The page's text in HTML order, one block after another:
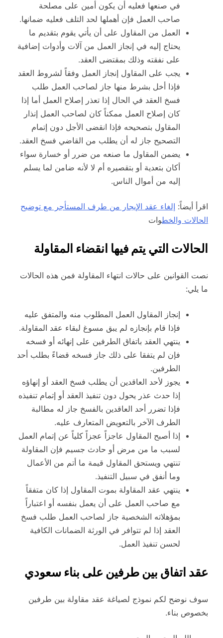
في صنعها فعليه أن يكون أمين على مصلحة
صاحب العمل فإن أهملها لحد التلف فعليه ضمانها.
العمل من المقاول على أن يأتي يقوم بتقديم ما
يحتاج إليه في إنجاز العمل من آلات وأدوات إضافية
على نفقته وذلك بمقتضى العقد.
يجب على المقاول إنجاز العمل وفقاً لشروط العقد
فإذا أخل بشرط منها جاز لصاحب العمل طلب
فسخ العقد في الحال إذا تعذر إصلاح العمل أما إذا
كان إصلاح العمل ممكناً كان لصاحب العمل إنذار
المقاول بتصحيحه فإذا انقضى الأجل دون إتمام
التصحيح جاز له أن يطلب من القاضي فسخ العقد.
يضمن المقاول ما صنعه من ضرر أو خسارة سواء
أكان بتعدية أو بتقصيره أم لا لأنه ضامن لما يسلم
إليه من أموال الناس.
اقرأ أيضاً: إلغاء عقد الإيجار من طرف المستأجر مع توضيح
الحالات والخطوات
الحالات التي يتم فيها انقضاء المقاولة
نصت القوانين على حالات انتهاء المقاولة فمن هذه الحالات
ما يلي:
إنجاز المقاول العمل المطلوب منه والمتفق عليه
فإذا قام بإنجازه لم يبق مسوغ لبقاء عقد المقاولة.
ينتهي العقد باتفاق الطرفين على إنهائه أو فسخه
فإن لم يتفقا على ذلك جاز فسخه قضاءً بطلب أحد
الطرفين.
يجوز لأحد العاقدين أن يطلب فسخ العقد أو إنهاؤه
إذا حدث عذر يحول دون تنفيذ العقد أو إتمام تنفيذه
فإذا تضرر أحد العاقدين بالفسخ جاز له مطالبة
الطرف الآخر بالتعويض المتعارف عليه.
إذا أصبح المقاول عاجزاً عجزاً كلياً عن إتمام العمل
لسبب ما من مرض أو حادث جسيم فإن المقاولة
تنتهي ويستحق المقاول قيمة ما أتم من الأعمال
وما أنفق في سبيل التنفيذ.
ينتهي عقد المقاولة بموت المقاول إذا كان متفقاً
مع صاحب العمل على أن يعمل بنفسه أو اعتباراً
بمؤهلاته الشخصية جاز لصاحب العمل طلب فسخ
العقد إذا لم تتوافر في الورثة الضمانات الكافية
لحسن تنفيذ العمل.
عقد اتفاق بين طرفين على بناء سعودي
سوف نوضح لكم نموذج لصياغة عقد مقاولة بين طرفين
بخصوص بناء.